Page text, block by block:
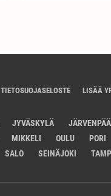
TIETOSUOJASELOSTE LISÄÄ
JYVÄSKYLÄ JÄRVENPÄÄ
MIKKELI OULU PORI
SALO
SEINÄJOKI